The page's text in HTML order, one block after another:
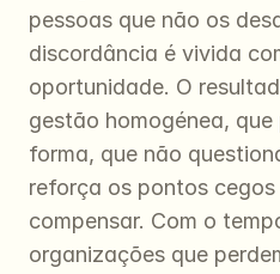
pessoas que não os
discordância é vivida
oportunidade. O
gestão homogénea, que
forma, que não
reforça os pontos
compensar. Com o
organizações que